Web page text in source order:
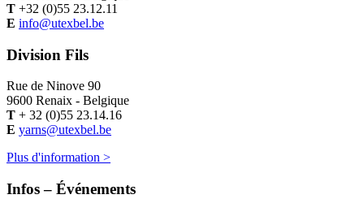
T +32 (0)55 23.12.11
E info@utexbel.be
Division Fils
Rue de Ninove 90
9600 Renaix - Belgique
T + 32 (0)55 23.14.16
E yarns@utexbel.be
Plus d'information >
Infos – Événements